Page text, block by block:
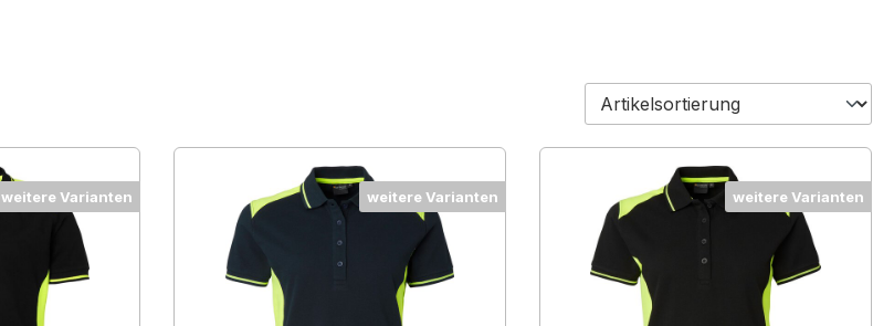
weitere Varianten weitere Varianten weitere Varianten